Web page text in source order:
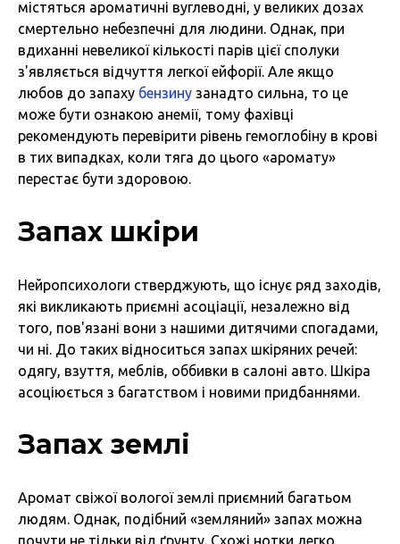
містяться ароматичні вуглеводні, у великих дозах
смертельно небезпечні для людини. Однак, при
вдиханні невеликої кількості парів цієї сполуки
з'являється відчуття легкої ейфорії. Але якщо
любов до запаху бензину занадто сильна, то це
може бути ознакою анемії, тому фахівці
рекомендують перевірити рівень гемоглобіну в крові
в тих випадках, коли тяга до цього «аромату»
перестає бути здоровою.
Запах шкіри
Нейропсихологи стверджують, що існує ряд заходів,
які викликають приємні асоціації, незалежно від
того, пов'язані вони з нашими дитячими спогадами,
чи ні. До таких відноситься запах шкіряних речей:
одягу, взуття, меблів, оббивки в салоні авто. Шкіра
асоціюється з багатством і новими придбаннями.
Запах землі
Аромат свіжої вологої землі приємний багатьом
людям. Однак, подібний «земляний» запах можна
почути не тільки від ґрунту. Схожі нотки легко